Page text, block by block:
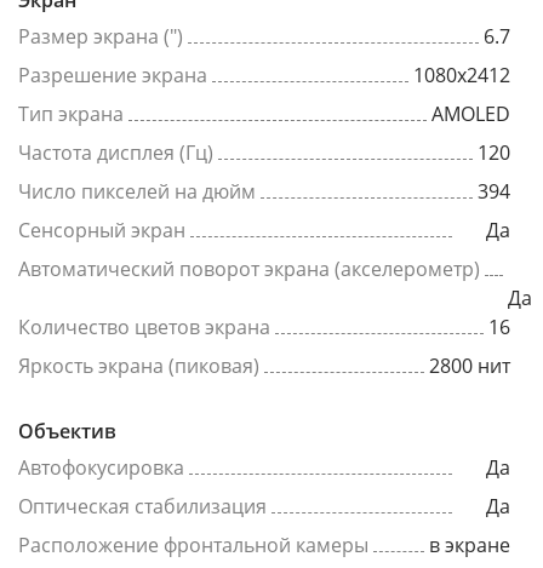
Размер экрана (")
6.7
Разрешение экрана
1080x2412
Тип экрана
AMOLED
Частота дисплея (Гц)
120
Число пикселей на дюйм
394
Сенсорный экран
Да
Автоматический поворот экрана (акселерометр)
Да
Количество цветов экрана
16
Яркость экрана (пиковая)
2800 нит
Объектив
Автофокусировка
Да
Оптическая стабилизация
Да
Расположение фронтальной камеры
в экране